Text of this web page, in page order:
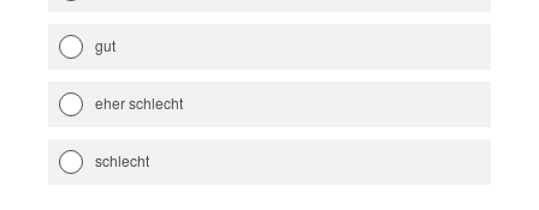
gut
eher schlecht
schlecht